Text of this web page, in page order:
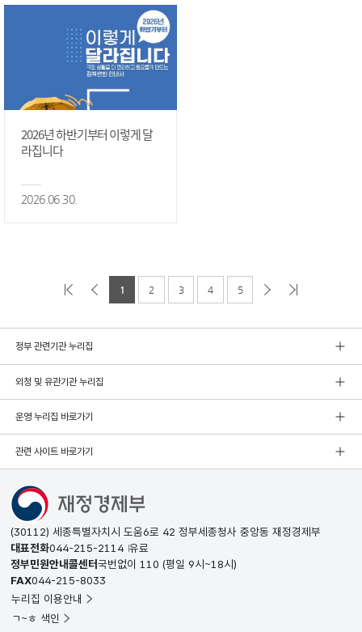
2026년 하반기부터 이렇게 달
라집니다
2026.06.30.
1 2 3 4 5
정부 관련기관 누리집
외청 및 유관기관 누리집
운영 누리집 바로가기
관련 사이트 바로가기
(30112) 세종특별자치시 도움6로 42 정부세종청사 중앙동 재정경제부
대표전화044-215-2114 유료
정부민원안내콜센터국번없이 110 (평일 9시~18시)
FAX044-215-8033
누리집 이용안내
ㄱ~ㅎ 색인